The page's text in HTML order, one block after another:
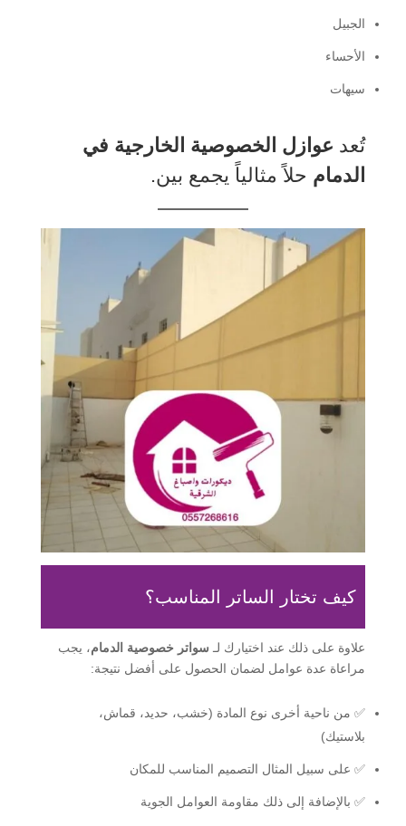
الجبيل
الأحساء
سيهات
تُعد عوازل الخصوصية الخارجية في
الدمام حلاً مثالياً يجمع بين.
كيف تختار الساتر المناسب؟
علاوة على ذلك عند اختيارك لـ سواتر خصوصية الدمام، يجب
مراعاة عدة عوامل لضمان الحصول على أفضل نتيجة:
✅ من ناحية أخرى نوع المادة (خشب، حديد، قماش،
بلاستيك)
✅ على سبيل المثال التصميم المناسب للمكان
✅ بالإضافة إلى ذلك مقاومة العوامل الجوية